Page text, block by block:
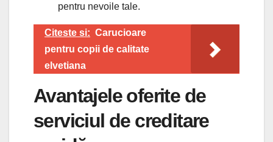
pentru nevoile tale.
Citeste si: Carucioare
pentru copii de calitate
elvetiana
Avantajele oferite de
serviciul de creditare